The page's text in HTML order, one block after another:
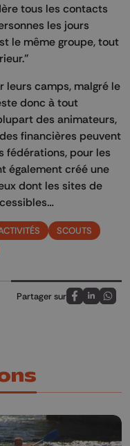
tous les contacts
les jours
le même groupe, tout
leurs camps, malgré le
donc à tout
des animateurs,
financières peuvent
fédérations, pour les
également créé une
dont les sites de
SCOUTS
Partager sur
Partagez sur
Partagez